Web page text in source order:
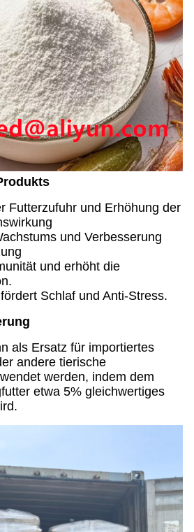
Futterzufuhr und Erhöhung der
und Verbesserung
und erhöht die
Schlaf und Anti-Stress.
als Ersatz für importiertes
andere tierische
werden, indem dem
etwa 5% gleichwertiges